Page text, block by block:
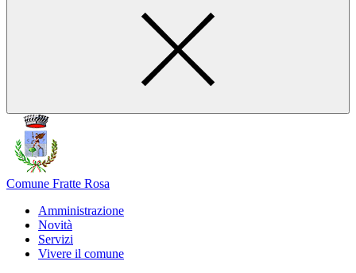
Comune Fratte Rosa
Amministrazione
Novità
Servizi
Vivere il comune